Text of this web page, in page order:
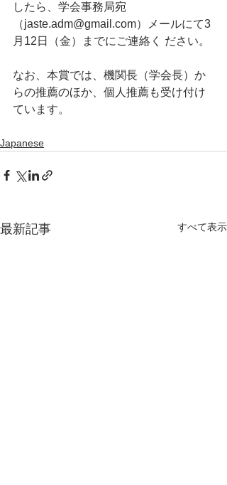
したら、学会事務局宛
（jaste.adm@gmail.com）メールにて3
月12日（金）までにご連絡く ださい。
なお、本賞では、機関長（学会長）か
らの推薦のほか、個人推薦も受け付け
ています。
Japanese
最新記事 すべて表示